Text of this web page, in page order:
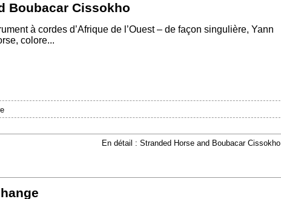
Boubacar Cissokho
à cordes d’Afrique de l’Ouest – de façon singulière, Yann
colore...
En détail : Stranded Horse and Boubacar Cissokho